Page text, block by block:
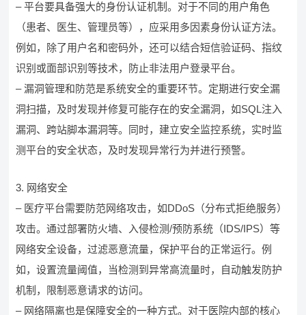
– 平台要具备强大的身份认证机制。对于不同的用户角色
（患者、医生、管理员等），应采用多因素身份认证方法。
例如，除了用户名和密码外，还可以结合短信验证码、指纹
识别或面部识别等技术，防止非法用户登录平台。
– 漏洞管理和防范是系统安全的重要环节。定期进行安全漏
洞扫描，及时发现并修复可能存在的安全漏洞，如SQL注入
漏洞、跨站脚本漏洞等。同时，建立安全监控系统，实时监
测平台的安全状态，及时发现异常行为并进行预警。
3. 网络安全
– 医疗平台需要防范网络攻击，如DDoS（分布式拒绝服务）
攻击。通过部署防火墙、入侵检测/预防系统（IDS/IPS）等
网络安全设备，过滤恶意流量，保护平台的正常运行。例
如，设置流量阈值，当检测到异常高流量时，自动触发防护
机制，限制恶意请求的访问。
– 网络隔离也是保障安全的一种方式。对于医院内部的核心